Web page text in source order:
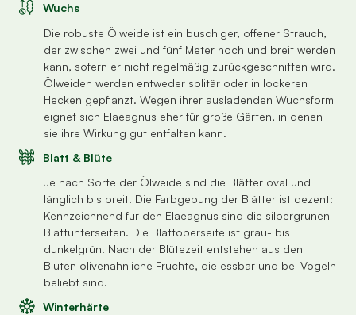
Wuchs
Die robuste Ölweide ist ein buschiger, offener Strauch,
der zwischen zwei und fünf Meter hoch und breit werden
kann, sofern er nicht regelmäßig zurückgeschnitten wird.
Ölweiden werden entweder solitär oder in lockeren
Hecken gepflanzt. Wegen ihrer ausladenden Wuchsform
eignet sich Elaeagnus eher für große Gärten, in denen
sie ihre Wirkung gut entfalten kann.
Blatt & Blüte
Je nach Sorte der Ölweide sind die Blätter oval und
länglich bis breit. Die Farbgebung der Blätter ist dezent:
Kennzeichnend für den Elaeagnus sind die silbergrünen
Blattunterseiten. Die Blattoberseite ist grau- bis
dunkelgrün. Nach der Blütezeit entstehen aus den
Blüten olivenähnliche Früchte, die essbar und bei Vögeln
beliebt sind.
Winterhärte